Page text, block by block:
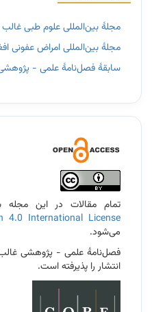
مجلۀ بین‌المللی علوم طبی غالب
مجلۀ بین‌المللی امراض عفونی
سابقۀ فصل‌نامۀ علمی -
تمام مقالات در این مجله
4.0 International License
می‌شود.
فصل‌نامۀ علمی - پژوهشی
انتشار را پذیرفته است.